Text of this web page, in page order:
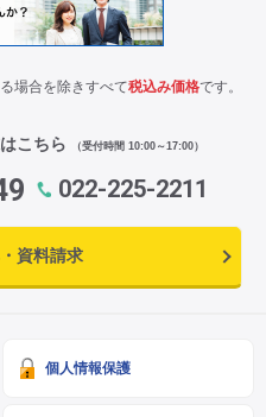
場合を除きすべて税込み価格です。
こちら （受付時間 10:00～17:00）
022-225-2211
資料請求
個人情報保護